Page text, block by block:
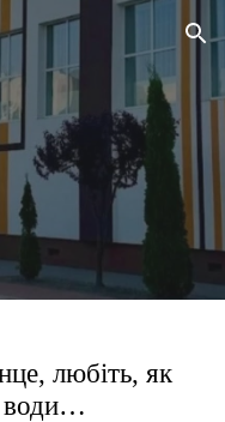
Skip to navigation
любіть, як
води…